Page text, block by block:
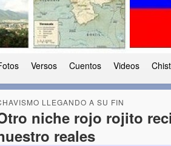
Versos Cuentos Videos
LLEGANDO A SU FIN
niche rojo rojito
reales